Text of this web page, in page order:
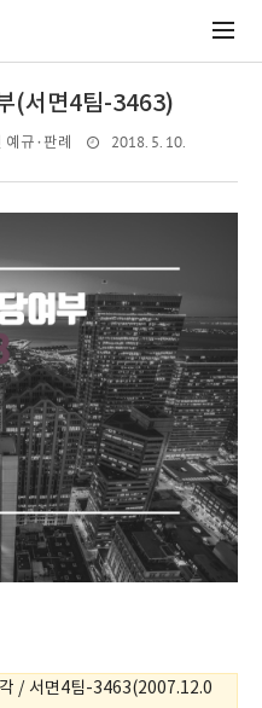
(서면4팀-3463)
규·판례 2018. 5. 10.
/ 서면4팀-3463(2007.12.0